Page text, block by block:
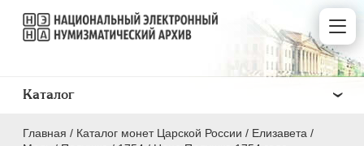
Главная / Каталог монет Царской России / Елизавета /
Каталог